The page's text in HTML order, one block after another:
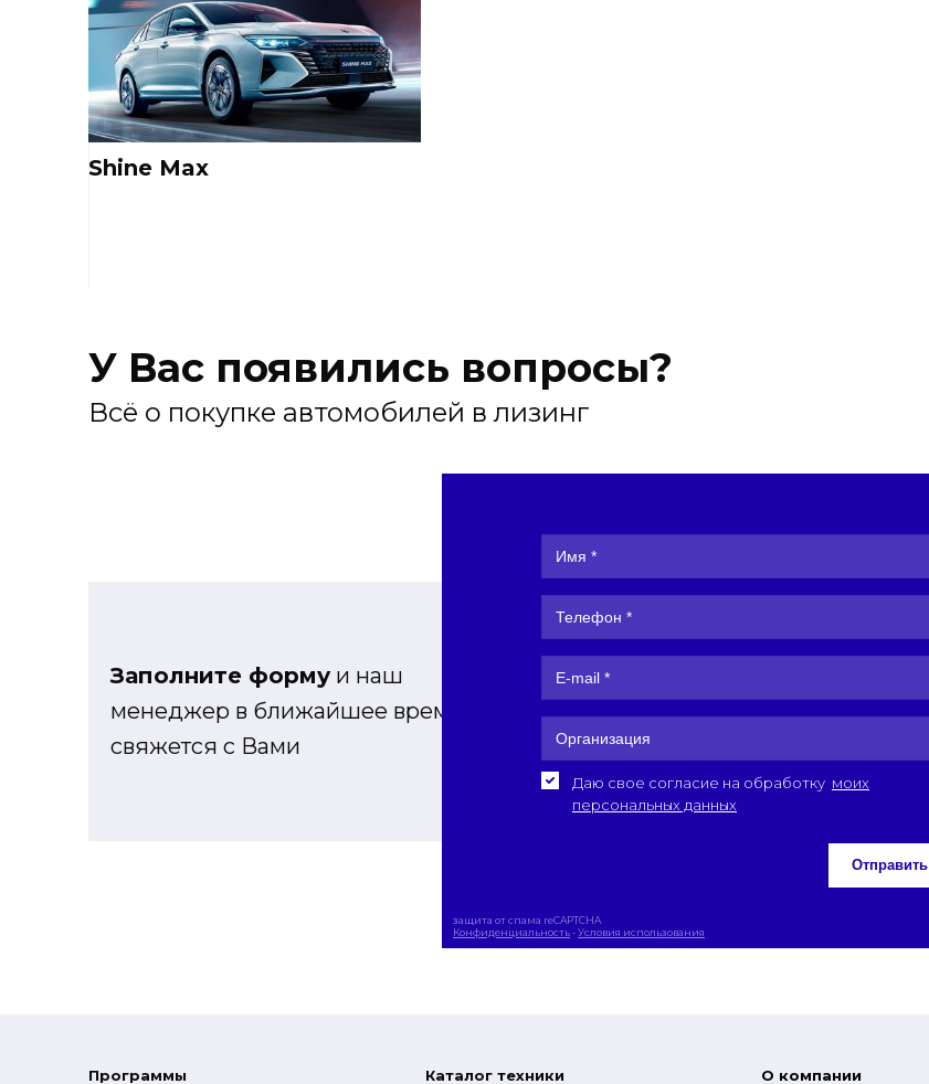
Shine Max
У Вас появились вопросы?
Всё о покупке автомобилей в лизинг
Заполните форму и наш
менеджер в ближайшее время
свяжется с Вами
Даю свое согласие на обработку моих
персональных данных
Отправить
защита от спама reCAPTCHA
Конфиденциальность-Условия использования
Программы Каталог техники О компании